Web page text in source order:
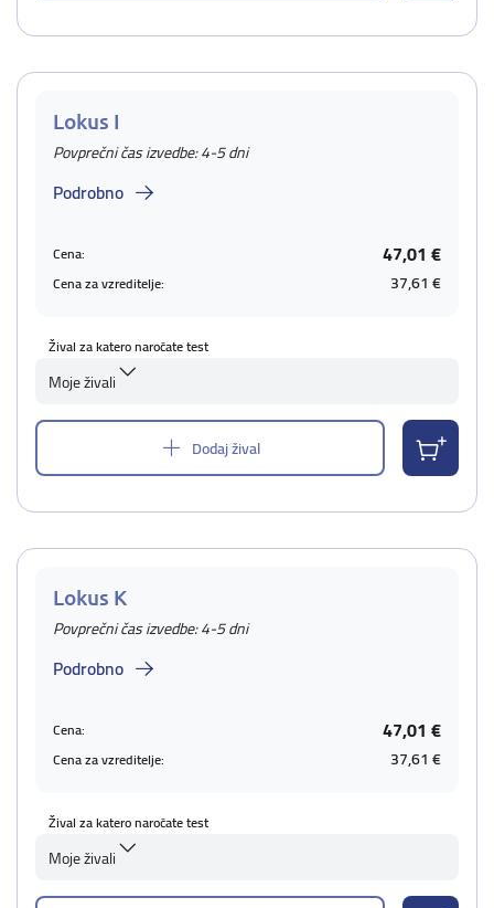
Lokus I
Povprečni čas izvedbe: 4-5 dni
Podrobno
Cena: 47,01 €
Cena za vzreditelje: 37,61 €
Žival za katero naročate test
Moje živali
Dodaj žival
Lokus K
Povprečni čas izvedbe: 4-5 dni
Podrobno
Cena: 47,01 €
Cena za vzreditelje: 37,61 €
Žival za katero naročate test
Moje živali